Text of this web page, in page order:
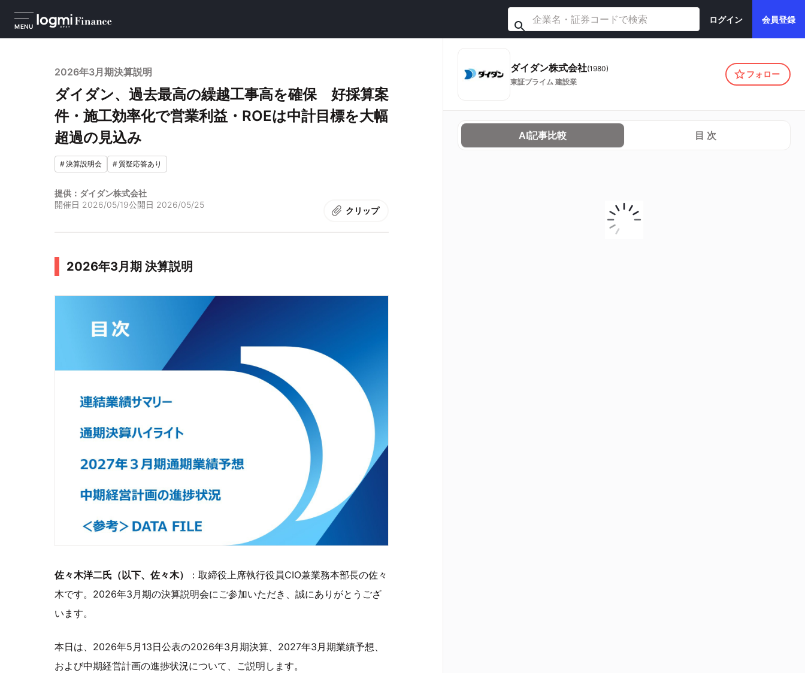
MENU
ログイン 会員登録
2026年3月期決算説明
ダイダン、過去最高の繰越工事高を確保 好採算案
件・施工効率化で営業利益・ROEは中計目標を大幅
超過の見込み
#決算説明会 #質疑応答あり
提供：ダイダン株式会社
開催日 2026/05/19公開日 2026/05/25
クリップ
2026年3月期 決算説明
佐々木洋二氏（以下、佐々木）
：取締役上席執行役員CIO兼業務本部長の佐々
木です。2026年3月期の決算説明会にご参加いただき、誠にありがとうござ
います。
本日は、2026年5月13日公表の2026年3月期決算、2027年3月期業績予想、
および中期経営計画の進捗状況について、ご説明します。
ダイダン株式会社(1980)
東証プライム 建設業
フォロー
AI記事比較 目 次